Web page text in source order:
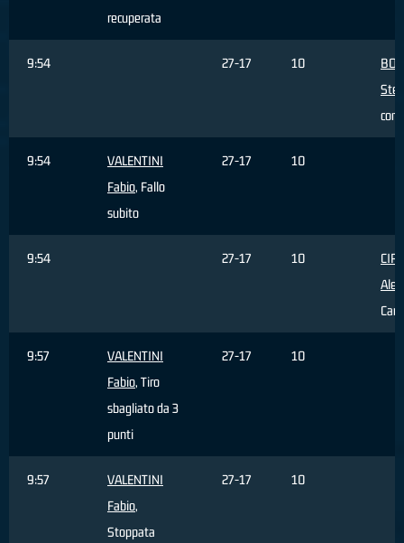
recuperata
9:54 27-17 10
9:54
VALENTINI
Fabio, Fallo
subito
27-17 10
9:54 27-17 10
9:57
VALENTINI
Fabio, Tiro
sbagliato da 3
punti
27-17 10
9:57
VALENTINI
Fabio,
Stoppata
27-17 10